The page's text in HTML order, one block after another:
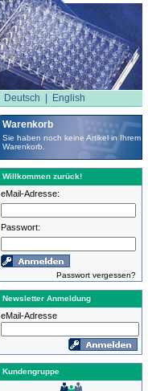
Deutsch English
Warenkorb
Sie haben noch keine Artikel in Ihrem
Warenkorb.
Willkommen zurück!
eMail-Adresse:
Passwort:
Passwort vergessen?
Newsletter Anmeldung
eMail-Adresse
Kundengruppe